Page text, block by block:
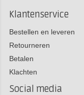
Klantenservice
Bestellen en leveren
Retourneren
Betalen
Klachten
Social media